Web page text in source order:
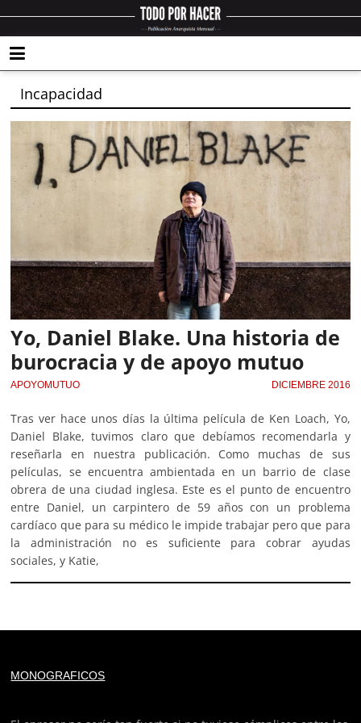
Incapacidad
Yo, Daniel Blake. Una historia de
burocracia y de apoyo mutuo
APOYOMUTUO DICIEMBRE 2016
Tras ver hace unos días la última película de Ken Loach, Yo,
Daniel Blake, tuvimos claro que debíamos recomendarla y
reseñarla en nuestra publicación. Como muchas de sus
películas, se encuentra ambientada en un barrio de clase
obrera de una ciudad inglesa. Este es el punto de encuentro
entre Daniel, un carpintero de 59 años con un problema
cardíaco que para su médico le impide trabajar pero que para
la administración no es suficiente para cobrar ayudas
sociales, y Katie,
MONOGRAFICOS
of type string is deprecated in